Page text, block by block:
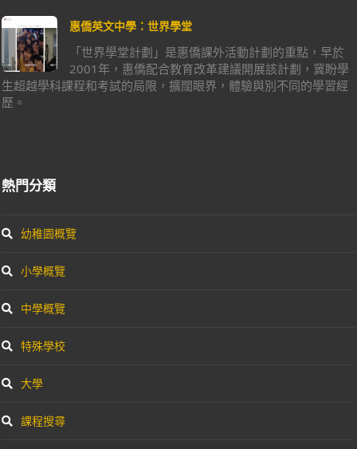
惠僑英文中學：世界學堂
「世界學堂計劃」是惠僑課外活動計劃的重點，早於
2001年，惠僑配合教育改革建議開展該計劃，冀盼學
生超越學科課程和考試的局限，擴闊眼界，體驗與別不同的學習經
歷。
熱門分類
幼稚園概覽
小學概覽
中學概覽
特殊學校
大學
課程搜尋